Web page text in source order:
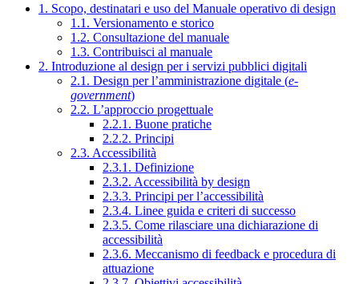
1. Scopo, destinatari e uso del Manuale operativo di design
1.1. Versionamento e storico
1.2. Consultazione del manuale
1.3. Contribuisci al manuale
2. Introduzione al design per i servizi pubblici digitali
2.1. Design per l’amministrazione digitale (e-
government)
2.2. L’approccio progettuale
2.2.1. Buone pratiche
2.2.2. Principi
2.3. Accessibilità
2.3.1. Definizione
2.3.2. Accessibilità by design
2.3.3. Principi per l’accessibilità
2.3.4. Linee guida e criteri di successo
2.3.5. Come rilasciare una dichiarazione di
accessibilità
2.3.6. Meccanismo di feedback e procedura di
attuazione